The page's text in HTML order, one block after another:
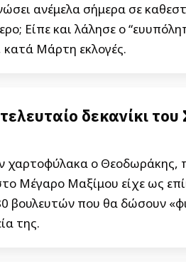
ανέμελα σήμερα σε
Είπε και λάλησε ο
κατά Μάρτη εκλογές.
δεκανίκι
χαρτοφύλακα ο Θεοδωράκης,
Μέγαρο Μαξίμου είχε ως
βουλευτών που θα δώσουν
της.